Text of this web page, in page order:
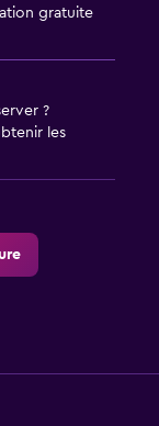
gratuite
?
les